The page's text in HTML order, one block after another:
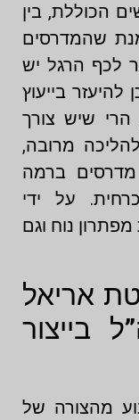
של 36 חודשים הכוללת, בין
שהמדרסים
לכף הרגל יש
בייעוץ
הרי שיש צורך
מרובה,
מדרסים ברמה
על ידי
נוח וגם
אריאל
בייצור
מהצורה של